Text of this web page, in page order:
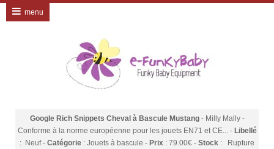
Google Rich Snippets Cheval à Bascule Mustang- Milly Mally-
Conforme à la norme européenne pour les jouets EN71 et CE...- Libellé
: Neuf- Catégorie : Jouets à bascule - Prix : 79.00€ - Stock : Rupture
menu